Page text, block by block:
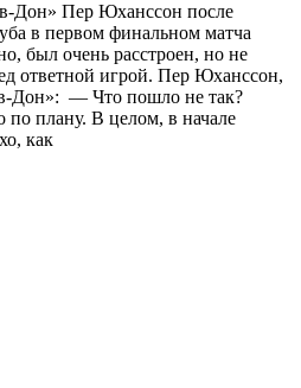
Дон» Пер Юханссон после
в первом финальном матча
был очень расстроен, но не
ответной игрой. Пер Юханссон,
Дон»: — Что пошло не так?
плану. В целом, в начале
как